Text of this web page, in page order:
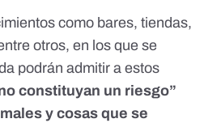
como bares, tiendas,
otros, en los que se
podrán admitir a estos
constituyan un riesgo”
y cosas que se